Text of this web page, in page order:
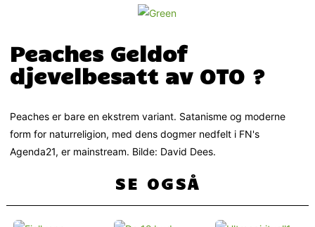
Peaches Geldof
djevelbesatt av OTO ?
Peaches er bare en ekstrem variant. Satanisme og moderne
form for naturreligion, med dens dogmer nedfelt i FN's
Agenda21, er mainstream. Bilde: David Dees.
SE OGSÅ